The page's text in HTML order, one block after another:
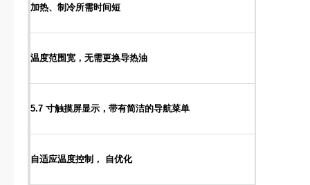
加热、制冷所需时间短
温度范围宽，无需更换导热油
5.7 寸触摸屏显示，带有简洁的导航菜单
自适应温度控制， 自优化